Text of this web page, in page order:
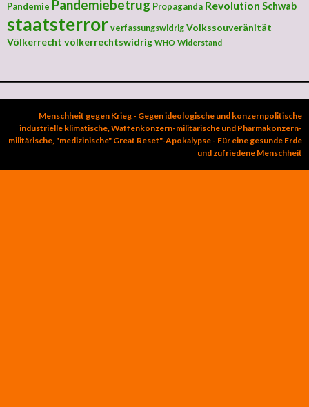
Pandemie Pandemiebetrug Propaganda Revolution Schwab
staatsterror verfassungswidrig Volkssouveränität
Völkerrecht völkerrechtswidrig WHO Widerstand
Menschheit gegen Krieg - Gegen ideologische und konzernpolitische
industrielle klimatische, Waffenkonzern-militärische und Pharmakonzern-
militärische, "medizinische" Great Reset"-Apokalypse - Für eine gesunde Erde
und zufriedene Menschheit